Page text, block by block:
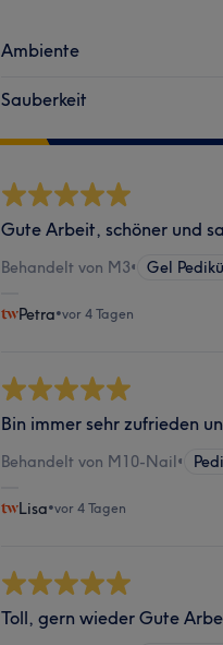
Ambiente
Sauberkeit
Gute Arbeit, schöner und
Behandelt von M3• Gel
Petra•vor 4 Tagen
Bin immer sehr zufrieden
Behandelt von M10-Nail•
Lisa•vor 4 Tagen
Toll, gern wieder Gute